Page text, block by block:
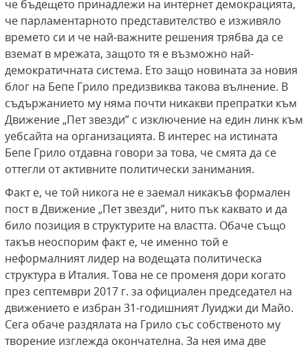
че бъдещето принадлежи на интернет демокрацията,
че парламентарното представителство е изживяло
времето си и че най-важните решения трябва да се
вземат в мрежата, защото тя е възможно най-
демократичната система. Ето защо новината за новия
блог на Бепе Грило предизвиква такова вълнение. В
съдържанието му няма почти никакви препратки към
Движение „Пет звезди” с изключение на един линк към
уебсайта на организацията. В интерес на истината
Бепе Грило отдавна говори за това, че смята да се
оттегли от активните политически занимания.
Факт е, че той никога не е заемал никакъв формален
пост в Движение „Пет звезди”, нито пък каквато и да
било позиция в структурите на властта. Обаче също
такъв неоспорим факт е, че именно той е
неформалният лидер на водещата политическа
структура в Италия. Това не се променя дори когато
през септември 2017 г. за официален председател на
движението е избран 31-годишният Луиджи ди Майо.
Сега обаче раздялата на Грило със собственото му
творение изглежда окончателна. За нея има две